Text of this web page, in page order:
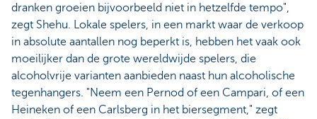
dranken groeien bijvoorbeeld niet in hetzelfde tempo",
zegt Shehu. Lokale spelers, in een markt waar de verkoop
in absolute aantallen nog beperkt is, hebben het vaak ook
moeilijker dan de grote wereldwijde spelers, die
alcoholvrije varianten aanbieden naast hun alcoholische
tegenhangers. "Neem een Pernod of een Campari, of een
Heineken of een Carlsberg in het biersegment," zegt